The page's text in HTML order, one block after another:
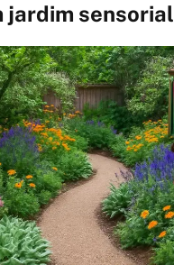
jardim sensorial